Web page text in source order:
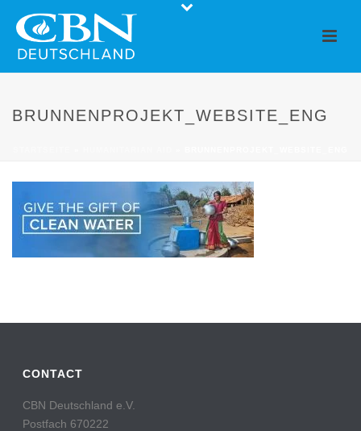
BRUNNENPROJEKT_WEBSITE_ENG
CONTACT
CBN Deutschland e.V.
Postfach 670222